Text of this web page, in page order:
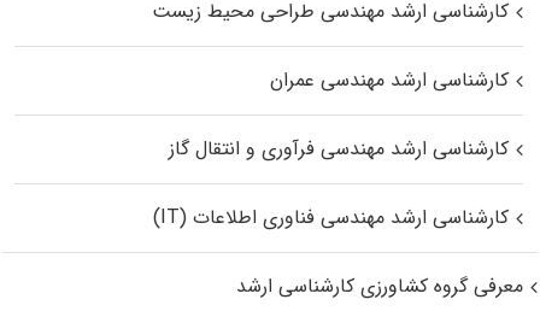
کارشناسی ارشد مهندسی طراحی محیط زیست
کارشناسی ارشد مهندسی عمران
کارشناسی ارشد مهندسی فرآوری و انتقال گاز
کارشناسی ارشد مهندسی فناوری اطلاعات (IT)
معرفی گروه کشاورزی کارشناسی ارشد